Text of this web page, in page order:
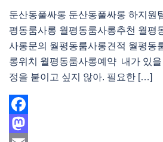
둔산동풀싸롱 둔산동풀싸롱 하지원
평동룸사롱 월평동룸사롱추천 월평
사롱문의 월평동룸사롱견적 월평동
롱위치 월평동룸사롱예약 내가 있
정을 붙이고 싶지 않아. 필요한 […]
Facebook